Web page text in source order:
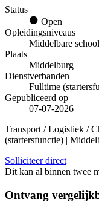
Status
Open
Opleidingsniveaus
Middelbare school
Plaats
Middelburg
Dienstverbanden
Fulltime
Gepubliceerd op
07-07-2026
Transport / Logistiek /
(startersfunctie) |
Solliciteer direct
Dit kan al binnen twee
Ontvang